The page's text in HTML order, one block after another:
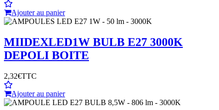
Ajouter au panier
MIIDEXLED1W BULB E27 3000K
DEPOLI BOITE
2,32€TTC
Ajouter au panier